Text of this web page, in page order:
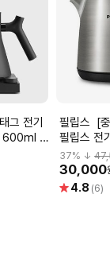
600ml -
필립스 [중급 - 리퍼비시]
필립스 전기주전자 HD-
9348
37% ↓
30,000
별 4.8 (6)